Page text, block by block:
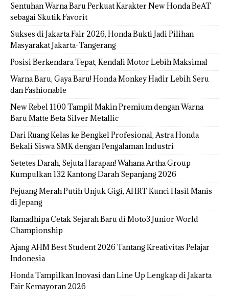
Sentuhan Warna Baru Perkuat Karakter New Honda BeAT
sebagai Skutik Favorit
Sukses di Jakarta Fair 2026, Honda Bukti Jadi Pilihan
Masyarakat Jakarta-Tangerang
Posisi Berkendara Tepat, Kendali Motor Lebih Maksimal
Warna Baru, Gaya Baru! Honda Monkey Hadir Lebih Seru
dan Fashionable
New Rebel 1100 Tampil Makin Premium dengan Warna
Baru Matte Beta Silver Metallic
Dari Ruang Kelas ke Bengkel Profesional, Astra Honda
Bekali Siswa SMK dengan Pengalaman Industri
Setetes Darah, Sejuta Harapan! Wahana Artha Group
Kumpulkan 132 Kantong Darah Sepanjang 2026
Pejuang Merah Putih Unjuk Gigi, AHRT Kunci Hasil Manis
di Jepang
Ramadhipa Cetak Sejarah Baru di Moto3 Junior World
Championship
Ajang AHM Best Student 2026 Tantang Kreativitas Pelajar
Indonesia
Honda Tampilkan Inovasi dan Line Up Lengkap di Jakarta
Fair Kemayoran 2026